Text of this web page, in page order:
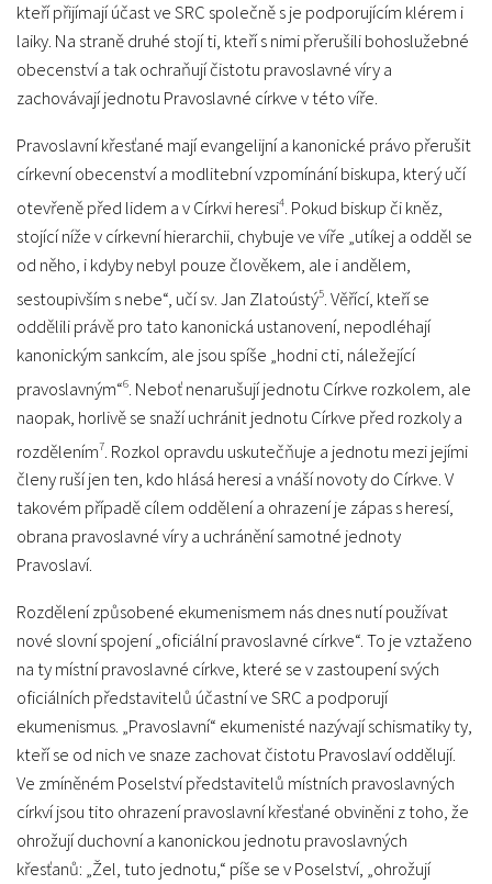
kteří přijímají účast ve SRC společně s je podporujícím klérem i
laiky. Na straně druhé stojí ti, kteří s nimi přerušili bohoslužebné
obecenství a tak ochraňují čistotu pravoslavné víry a
zachovávají jednotu Pravoslavné církve v této víře.
Pravoslavní křesťané mají evangelijní a kanonické právo přerušit
církevní obecenství a modlitební vzpomínání biskupa, který učí
otevřeně před lidem a v Církvi heresi4. Pokud biskup či kněz,
stojící níže v církevní hierarchii, chybuje ve víře „utíkej a odděl se
od něho, i kdyby nebyl pouze člověkem, ale i andělem,
sestoupivším s nebe“, učí sv. Jan Zlatoústý5 . Věřící, kteří se
oddělili právě pro tato kanonická ustanovení, nepodléhají
kanonickým sankcím, ale jsou spíše „hodni cti, náležející
pravoslavným“6. Neboť nenarušují jednotu Církve rozkolem, ale
naopak, horlivě se snaží uchránit jednotu Církve před rozkoly a
rozdělením7. Rozkol opravdu uskutečňuje a jednotu mezi jejími
členy ruší jen ten, kdo hlásá heresi a vnáší novoty do Církve. V
takovém případě cílem oddělení a ohrazení je zápas s heresí,
obrana pravoslavné víry a uchránění samotné jednoty
Pravoslaví.
Rozdělení způsobené ekumenismem nás dnes nutí používat
nové slovní spojení „oficiální pravoslavné církve“. To je vztaženo
na ty místní pravoslavné církve, které se v zastoupení svých
oficiálních představitelů účastní ve SRC a podporují
ekumenismus. „Pravoslavní“ ekumenisté nazývají schismatiky ty,
kteří se od nich ve snaze zachovat čistotu Pravoslaví oddělují.
Ve zmíněném Poselství představitelů místních pravoslavných
církví jsou tito ohrazení pravoslavní křesťané obviněni z toho, že
ohrožují duchovní a kanonickou jednotu pravoslavných
křesťanů: „Žel, tuto jednotu,“ píše se v Poselství, „ohrožují